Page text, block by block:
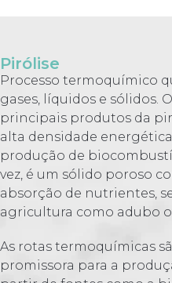
Pirólise
Processo termoquímico
gases, líquidos e sólidos.
principais produtos da
alta densidade
produção de
vez, é um sólido poroso
absorção de nutrientes,
agricultura como adubo
As rotas termoquímicas
promissora para a